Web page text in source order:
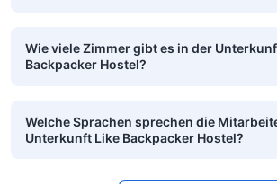
Wie viele Zimmer gibt es in der
Backpacker Hostel?
Welche Sprachen sprechen die
Unterkunft Like Backpacker Hostel?